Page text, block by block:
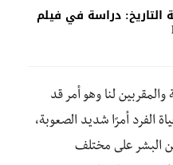
التاريخ: دراسة في فيلم
لنا وهو أمر قد
الفرد أمرًا شديد الصعوبة،
البشر على مختلف